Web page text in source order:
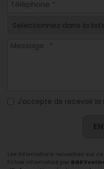
J'accepte de recevoir la
Les informations recueillies sur
fichier informatisé par BGE